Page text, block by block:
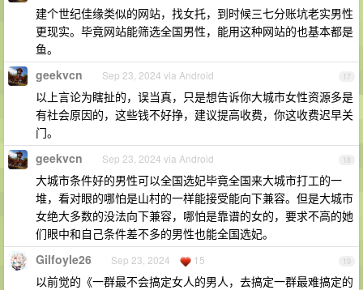
建个世纪佳缘类似的网站，找女托，到时候三七分账坑老实男性
更现实。毕竟网站能筛选全国男性，能用这种网站的也基本都是
鱼。
17
geekvcn Sep 23, 2024 via Android
以上言论为瞎扯的，误当真，只是想告诉你大城市女性资源多是
有社会原因的，这些钱不好挣，建议提高收费，你这收费迟早关
门。
18
geekvcn Sep 23, 2024 via Android
大城市条件好的男性可以全国选妃毕竟全国来大城市打工的一
堆，看对眼的哪怕是山村的一样能接受能向下兼容。但是大城市
女绝大多数的没法向下兼容，哪怕是靠谱的女的，要求不高的她
们眼中和自己条件差不多的男性也能全国选妃。
19
Gilfoyle26 Sep 23, 2024 15
以前觉的《一群最不会搞定女人的男人，去搞定一群最难搞定的